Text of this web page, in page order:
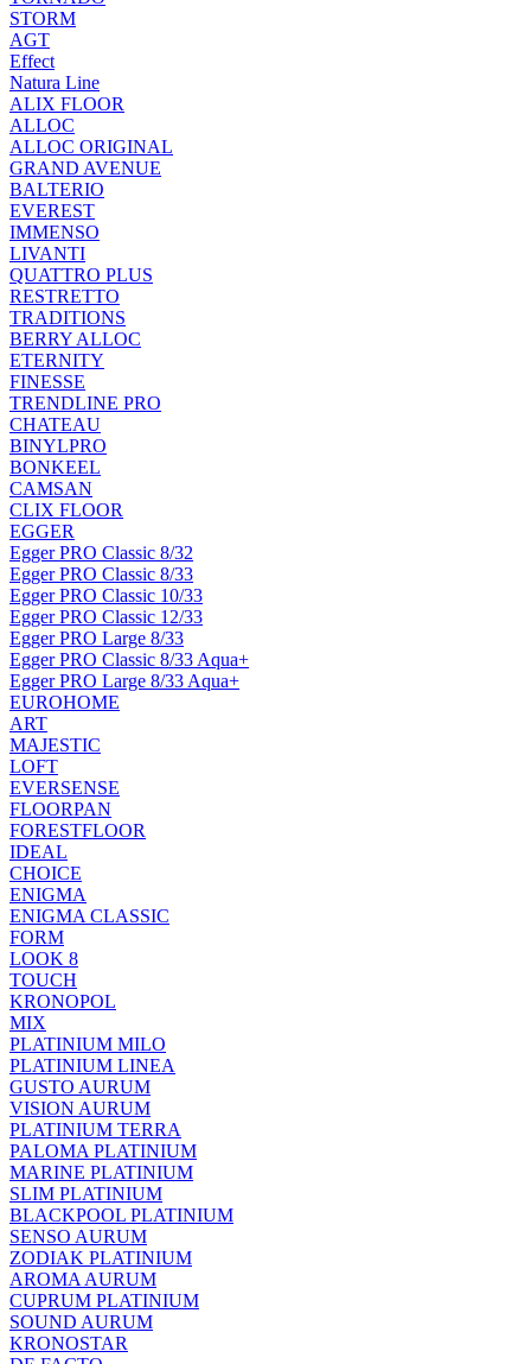
STORM
AGT
Effect
Natura Line
ALIX FLOOR
ALLOC
ALLOC ORIGINAL
GRAND AVENUE
BALTERIO
EVEREST
IMMENSO
LIVANTI
QUATTRO PLUS
RESTRETTO
TRADITIONS
BERRY ALLOC
ETERNITY
FINESSE
TRENDLINE PRO
CHATEAU
BINYLPRO
BONKEEL
CAMSAN
CLIX FLOOR
EGGER
Egger PRO Classic 8/32
Egger PRO Classic 8/33
Egger PRO Classic 10/33
Egger PRO Classic 12/33
Egger PRO Large 8/33
Egger PRO Classic 8/33 Aqua+
Egger PRO Large 8/33 Aqua+
EUROHOME
ART
MAJESTIC
LOFT
EVERSENSE
FLOORPAN
FORESTFLOOR
IDEAL
CHOICE
ENIGMA
ENIGMA CLASSIC
FORM
LOOK 8
TOUCH
KRONOPOL
MIX
PLATINIUM MILO
PLATINIUM LINEA
GUSTO AURUM
VISION AURUM
PLATINIUM TERRA
PALOMA PLATINIUM
MARINE PLATINIUM
SLIM PLATINIUM
BLACKPOOL PLATINIUM
SENSO AURUM
ZODIAK PLATINIUM
AROMA AURUM
CUPRUM PLATINIUM
SOUND AURUM
KRONOSTAR